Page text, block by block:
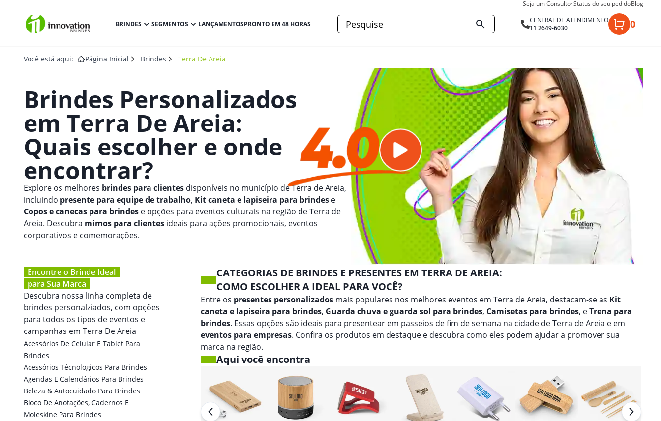
Seja um ConsultorStatus do seu pedidoBlog
BRINDES SEGMENTOS LANÇAMENTOSPRONTO EM 48 HORAS
CENTRAL DE ATENDIMENTO
11 2649-6030
0
Você está aqui: Página Inicial Brindes Terra De Areia
Brindes Personalizados
em Terra De Areia:
Quais escolher e onde
encontrar?
Explore os melhores brindes para clientes disponíveis no município de Terra de Areia,
incluindo presente para equipe de trabalho, Kit caneta e lapiseira para brindes e
Copos e canecas para brindes e opções para eventos culturais na região de Terra de
Areia. Descubra mimos para clientes ideais para ações promocionais, eventos
corporativos e comemorações.
Encontre o Brinde Ideal
para Sua Marca
Descubra nossa linha completa de
brindes personalziados, com opções
para todos os tipos de eventos e
campanhas em Terra De Areia
Acessórios De Celular E Tablet Para
Brindes
Acessórios Técnologicos Para Brindes
Agendas E Calendários Para Brindes
Beleza & Autocuidado Para Brindes
Bloco De Anotações, Cadernos E
Moleskine Para Brindes
CATEGORIAS DE BRINDES E PRESENTES EM TERRA DE AREIA:
COMO ESCOLHER A IDEAL PARA VOCÊ?
Entre os presentes personalizados mais populares nos melhores eventos em Terra de Areia, destacam-se as Kit
caneta e lapiseira para brindes, Guarda chuva e guarda sol para brindes, Camisetas para brindes, eTrena para
brindes. Essas opções são ideais para presentear em passeios de fim de semana na cidade de Terra de Areia e em
eventos para empresas. Confira os produtos em destaque e descubra como eles podem ajudar a promover sua
marca na região.
Aqui você encontra